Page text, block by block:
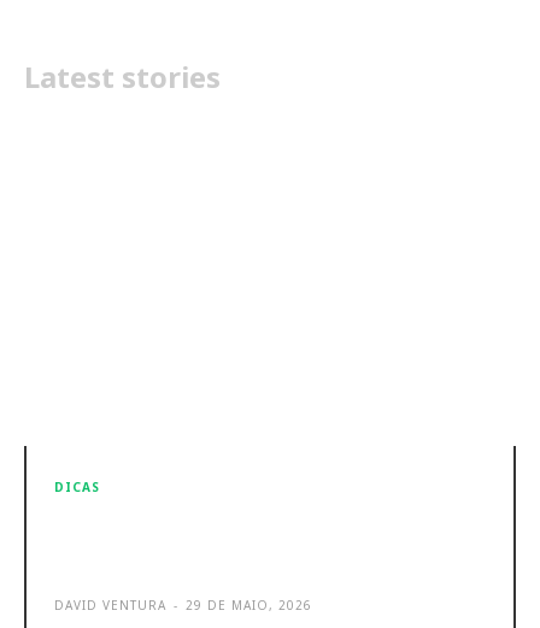
Latest stories
DICAS
DAVID VENTURA - 29 DE MAIO, 2026